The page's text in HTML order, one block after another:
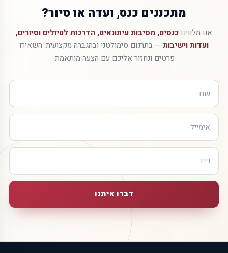
מתכננים כנס, ועדה או סיור?
אנו מלווים כנסים, מסיבות עיתונאים, הדרכות לטיולים וסיורים,
ועדות וישיבות — בתרגום סימולטני ובהגברה מקצועית. השאירו
פרטים ונחזור אליכם עם הצעה מותאמת.
דברו איתנו